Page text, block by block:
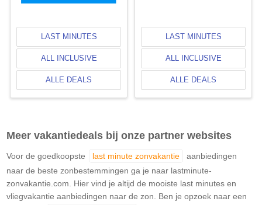
LAST MINUTES
ALL INCLUSIVE
ALLE DEALS
LAST MINUTES
ALL INCLUSIVE
ALLE DEALS
Meer vakantiedeals bij onze partner websites
Voor de goedkoopste last minute zonvakantie
aanbiedingen
naar de beste zonbestemmingen ga je naar lastminute-
zonvakantie.com. Hier vind je altijd de mooiste last minutes en
vliegvakantie aanbiedingen naar de zon. Ben je opzoek naar een